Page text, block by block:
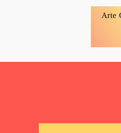
Arte